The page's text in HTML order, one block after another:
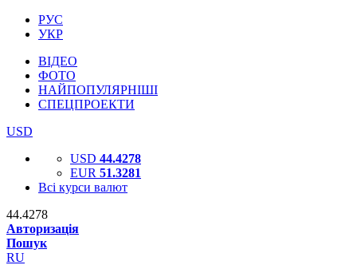
РУС
УКР
ВІДЕО
ФОТО
НАЙПОПУЛЯРНІШІ
СПЕЦПРОЕКТИ
USD
USD 44.4278
EUR 51.3281
Всі курси валют
44.4278
Авторизація
Пошук
RU